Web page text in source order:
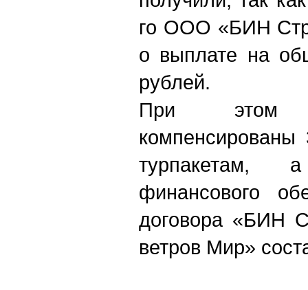
го ООО «БИН
о выплате на
рублей.
При этом
финансового
договора «БИН
ветров Мир»